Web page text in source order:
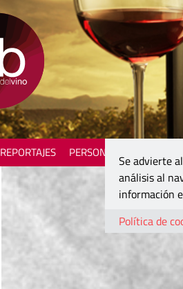
REPORTAJES PERSONAJES
Se advierte
análisis al
información
Política de